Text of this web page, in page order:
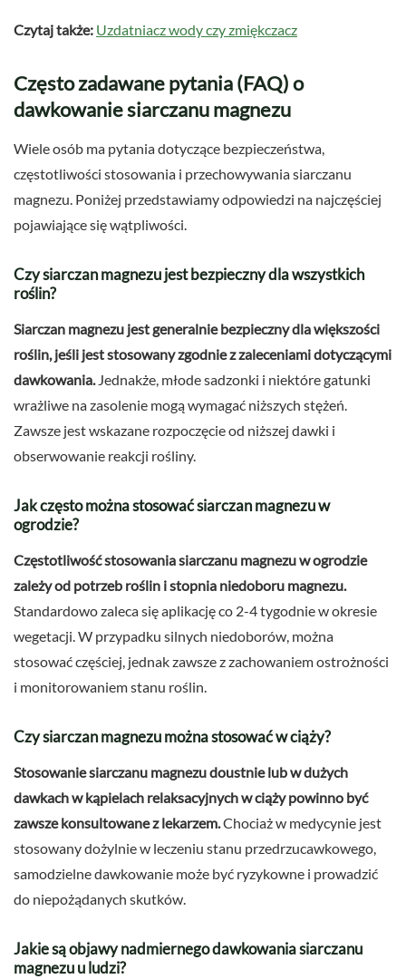
Czytaj także: Uzdatniacz wody czy zmiękczacz
Często zadawane pytania (FAQ) o
dawkowanie siarczanu magnezu
Wiele osób ma pytania dotyczące bezpieczeństwa,
częstotliwości stosowania i przechowywania siarczanu
magnezu. Poniżej przedstawiamy odpowiedzi na najczęściej
pojawiające się wątpliwości.
Czy siarczan magnezu jest bezpieczny dla wszystkich
roślin?
Siarczan magnezu jest generalnie bezpieczny dla większości
roślin, jeśli jest stosowany zgodnie z zaleceniami dotyczącymi
dawkowania. Jednakże, młode sadzonki i niektóre gatunki
wrażliwe na zasolenie mogą wymagać niższych stężeń.
Zawsze jest wskazane rozpoczęcie od niższej dawki i
obserwowanie reakcji rośliny.
Jak często można stosować siarczan magnezu w
ogrodzie?
Częstotliwość stosowania siarczanu magnezu w ogrodzie
zależy od potrzeb roślin i stopnia niedoboru magnezu.
Standardowo zaleca się aplikację co 2-4 tygodnie w okresie
wegetacji. W przypadku silnych niedoborów, można
stosować częściej, jednak zawsze z zachowaniem ostrożności
i monitorowaniem stanu roślin.
Czy siarczan magnezu można stosować w ciąży?
Stosowanie siarczanu magnezu doustnie lub w dużych
dawkach w kąpielach relaksacyjnych w ciąży powinno być
zawsze konsultowane z lekarzem.Chociaż w medycynie jest
stosowany dożylnie w leczeniu stanu przedrzucawkowego,
samodzielne dawkowanie może być ryzykowne i prowadzić
do niepożądanych skutków.
Jakie są objawy nadmiernego dawkowania siarczanu
magnezu u ludzi?